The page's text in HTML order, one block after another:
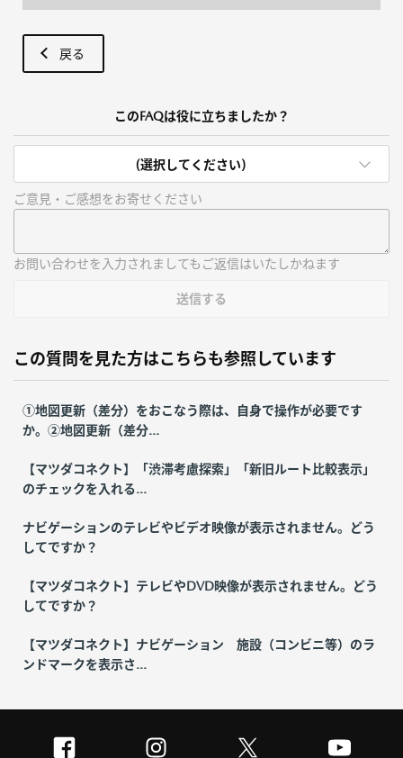
戻る
このFAQは役に立ちましたか？
(選択してください)
ご意見・ご感想をお寄せください
お問い合わせを入力されましてもご返信はいたしかねます
送信する
この質問を見た方はこちらも参照しています
①地図更新（差分）をおこなう際は、自身で操作が必要です
か。②地図更新（差分...
【マツダコネクト】「渋滞考慮探索」「新旧ルート比較表示」
のチェックを入れる...
ナビゲーションのテレビやビデオ映像が表示されません。どう
してですか？
【マツダコネクト】テレビやDVD映像が表示されません。どう
してですか？
【マツダコネクト】ナビゲーション 施設（コンビニ等）のラ
ンドマークを表示さ...